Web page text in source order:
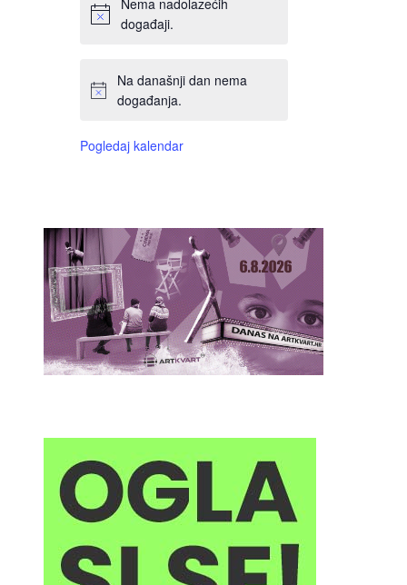
Nema nadolazećih
događaji.
Na današnji dan nema
događanja.
Pogledaj kalendar